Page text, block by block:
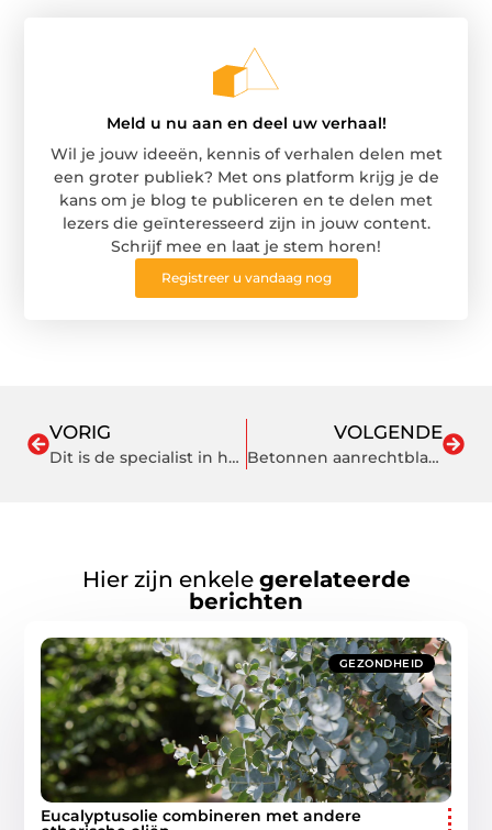
Meld u nu aan en deel uw verhaal!
Wil je jouw ideeën, kennis of verhalen delen met
een groter publiek? Met ons platform krijg je de
kans om je blog te publiceren en te delen met
lezers die geïnteresseerd zijn in jouw content.
Schrijf mee en laat je stem horen!
Registreer u vandaag nog
VORIG
Dit is de specialist in het restaureren van een schilderij
VOLGENDE
Betonnen aanrechtbladen zijn (n)iets voor mij
Hier zijn enkele gerelateerde
berichten
GEZONDHEID
Eucalyptusolie combineren met andere